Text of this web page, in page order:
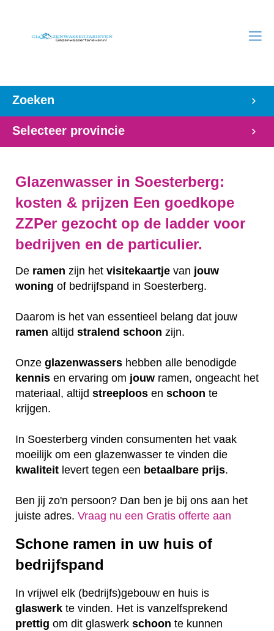
Zoeken
Selecteer provincie
Glazenwasser in Soesterberg:
kosten & prijzen Een goedkope
ZZPer gezocht op de ladder voor
bedrijven en de particulier.
De ramen zijn het visitekaartje van jouw
woning of bedrijfspand in Soesterberg.
Daarom is het van essentieel belang dat jouw
ramen altijd stralend schoon zijn.
Onze glazenwassers hebben alle benodigde
kennis en ervaring om jouw ramen, ongeacht het
materiaal, altijd streeploos en schoon te
krijgen.
In Soesterberg vinden consumenten het vaak
moeilijk om een glazenwasser te vinden die
kwaliteit levert tegen een betaalbare prijs.
Ben jij zo'n persoon? Dan ben je bij ons aan het
juiste adres. Vraag nu een Gratis offerte aan
Schone ramen in uw huis of
bedrijfspand
In vrijwel elk (bedrijfs)gebouw en huis is
glaswerk te vinden. Het is vanzelfsprekend
prettig om dit glaswerk schoon te kunnen